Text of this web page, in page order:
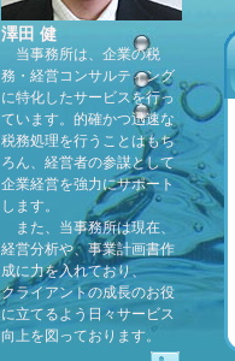
澤田 健
当事務所は、企業の税
務・経営コンサルティング
に特化したサービスを行っ
ています。的確かつ迅速な
税務処理を行うことはもち
ろん、経営者の参謀として
企業経営を強力にサポート
します。
また、当事務所は現在、
経営分析や、事業計画書作
成に力を入れており、
クライアントの成長のお役
に立てるよう日々サービス
向上を図っております。